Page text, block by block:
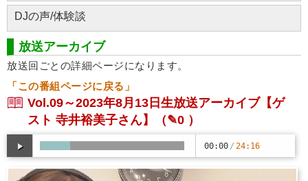
DJの声/体験談
放送アーカイブ
放送回ごとの詳細ページになります。
「この番組ページに戻る」
Vol.09～2023年8月13日生放送アーカイブ【ゲ
スト 寺井裕美子さん】
（✎0 ）
00:00 / 24:16